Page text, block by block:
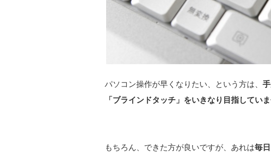
パソコン操作が早くなりたい、という方は、
「ブラインドタッチ」をいきなり目指してい
もちろん、できた方が良いですが、あれは毎